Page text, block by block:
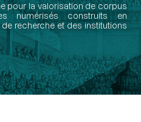
pour la valorisation de corpus
numérisés construits en
recherche et des institutions